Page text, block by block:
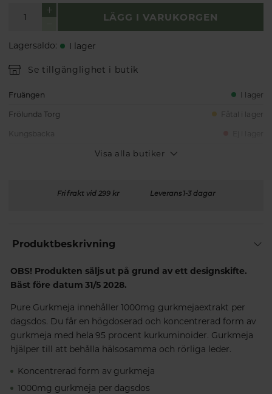
LÄGG I VARUKORGEN
Lagersaldo: I lager
Se tillgänglighet i butik
Fruängen I lager
Frölunda Torg Fåtal i lager
Visa alla butiker
Fri frakt vid 299 kr Leverans 1-3 dagar
Produktbeskrivning
OBS! Produkten säljs ut på grund av ett designskifte.
Bäst före datum 31/5 2028.
Pure Gurkmeja innehåller 1000mg gurkmejaextrakt per
dagsdos. Du får en högdoserad och koncentrerad form av
gurkmeja med hela 95 procent kurkuminoider. Gurkmeja
hjälper till att behålla hälsosamma och rörliga leder.
Koncentrerad form av gurkmeja
1000mg gurkmeja per dagsdos